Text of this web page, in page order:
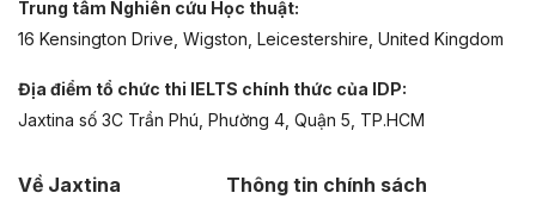
Trung tâm Nghiên cứu Học thuật:
16 Kensington Drive, Wigston, Leicestershire, United Kingdom
Địa điểm tổ chức thi IELTS chính thức của IDP:
Jaxtina số 3C Trần Phú, Phường 4, Quận 5, TP.HCM
Về Jaxtina Thông tin chính sách